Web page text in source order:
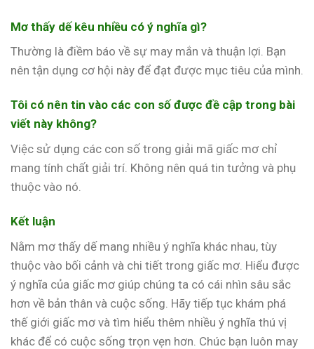
Mơ thấy dế kêu nhiều có ý nghĩa gì?
Thường là điềm báo về sự may mắn và thuận lợi. Bạn
nên tận dụng cơ hội này để đạt được mục tiêu của mình.
Tôi có nên tin vào các con số được đề cập trong bài
viết này không?
Việc sử dụng các con số trong giải mã giấc mơ chỉ
mang tính chất giải trí. Không nên quá tin tưởng và phụ
thuộc vào nó.
Kết luận
Nằm mơ thấy dế mang nhiều ý nghĩa khác nhau, tùy
thuộc vào bối cảnh và chi tiết trong giấc mơ. Hiểu được
ý nghĩa của giấc mơ giúp chúng ta có cái nhìn sâu sắc
hơn về bản thân và cuộc sống. Hãy tiếp tục khám phá
thế giới giấc mơ và tìm hiểu thêm nhiều ý nghĩa thú vị
khác để có cuộc sống trọn vẹn hơn. Chúc bạn luôn may